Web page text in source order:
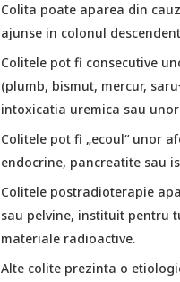
Colita poate aparea din
ajunse in colonul
Colitele pot fi consecutive
(plumb, bismut, mercur,
intoxicatia uremica sau unor
Colitele pot fi „ecoul“ unor
endocrine, pancreatite sau
Colitele postradioterapie
sau pelvine, instituit pentru
materiale radioactive.
Alte colite prezinta o